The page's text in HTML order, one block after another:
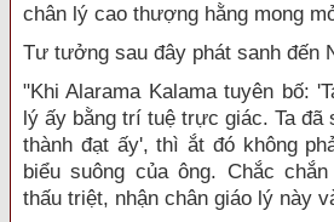
chân lý cao thượng hằng mong
Tư tưởng sau đây phát sanh đến
"Khi Alarama Kalama tuyên bố:
lý ấy bằng trí tuệ trực giác. Ta đã
thành đạt ấy', thì ắt đó không
biểu suông của ông. Chắc
thấu triệt, nhận chân giáo lý này